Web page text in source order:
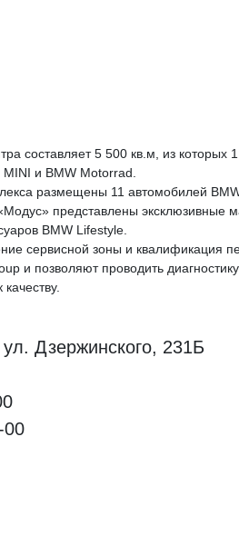
составляет 5 500 кв.м, из которых
и BMW Motorrad.
размещены 11 автомобилей
представлены
BMW Lifestyle.
сервисной зоны и квалификация
и позволяют проводить
Дзержинского, 231Б
00